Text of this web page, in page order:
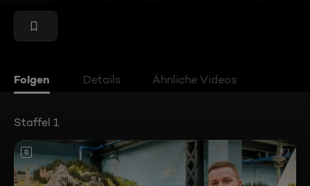
Folgen Details Ähnliche Videos
Staffel 1
0